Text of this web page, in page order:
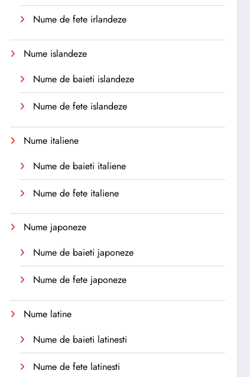
Nume de fete irlandeze
Nume islandeze
Nume de baieti islandeze
Nume de fete islandeze
Nume italiene
Nume de baieti italiene
Nume de fete italiene
Nume japoneze
Nume de baieti japoneze
Nume de fete japoneze
Nume latine
Nume de baieti latinesti
Nume de fete latinesti